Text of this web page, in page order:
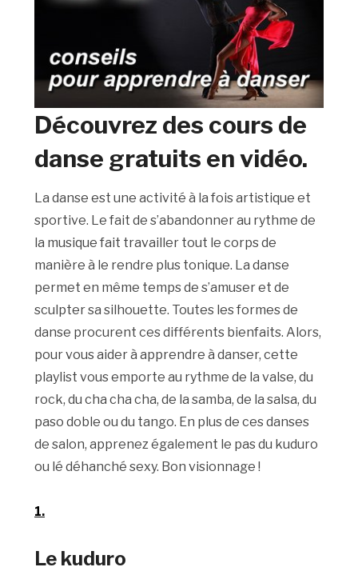
Découvrez des cours de
danse gratuits en vidéo.
La danse est une activité à la fois artistique et
sportive. Le fait de s’abandonner au rythme de
la musique fait travailler tout le corps de
manière à le rendre plus tonique. La danse
permet en même temps de s’amuser et de
sculpter sa silhouette. Toutes les formes de
danse procurent ces différents bienfaits. Alors,
pour vous aider à apprendre à danser, cette
playlist vous emporte au rythme de la valse, du
rock, du cha cha cha, de la samba, de la salsa, du
paso doble ou du tango. En plus de ces danses
de salon, apprenez également le pas du kuduro
ou lé déhanché sexy. Bon visionnage !
1.
Le kuduro